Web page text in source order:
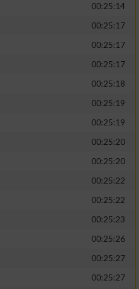
00:25:14
00:25:17
00:25:17
00:25:17
00:25:18
00:25:19
00:25:19
00:25:20
00:25:20
00:25:22
00:25:22
00:25:23
00:25:26
00:25:27
00:25:27